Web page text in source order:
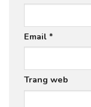
Email *
Trang web